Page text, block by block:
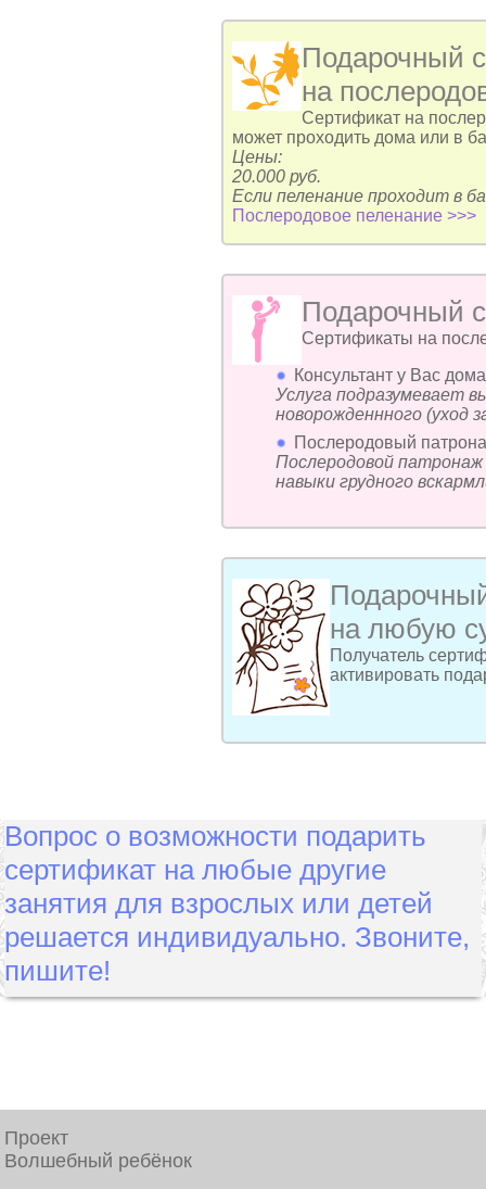
Подарочный
на
Сертификат на
может проходить дома или в
Цены:
20.000 руб.
Если пеленание проходит в
Послеродовое пеленание >>>
Подарочный
Сертификаты на
Консультант у Вас
Услуга подразумевает
новорожденнного (уход
Послеродовый
Послеродовой
навыки грудного
на любую
Получатель
активировать
Вопрос о возможности подарить
сертификат на любые другие
занятия для взрослых или детей
решается индивидуально. Звоните,
пишите!
Проект
Волшебный ребёнок